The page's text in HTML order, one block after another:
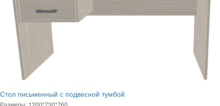
Стол письменный с подвесной тумбой
Размеры: 1200*730*760